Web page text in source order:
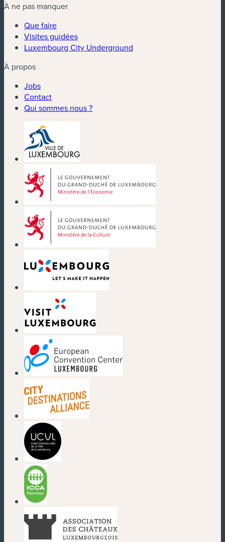
À ne pas manquer
Que faire
Visites guidées
Luxembourg City Underground
À propos
Jobs
Contact
Qui sommes nous ?